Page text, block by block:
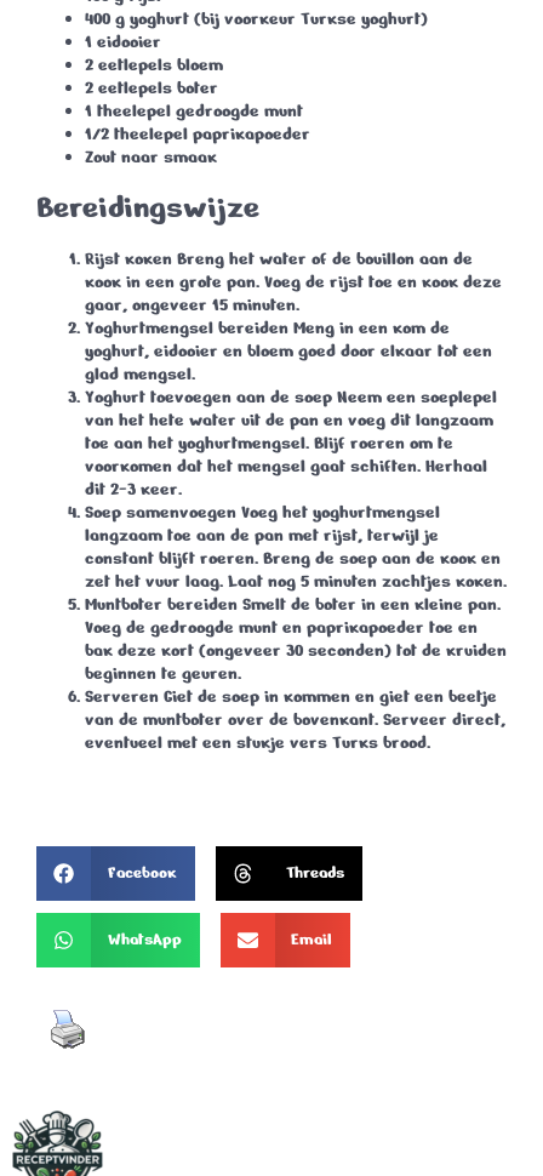
400 g yoghurt (bij voorkeur Turkse yoghurt)
1 eidooier
2 eetlepels bloem
2 eetlepels boter
1 theelepel gedroogde munt
1/2 theelepel paprikapoeder
Zout naar smaak
Bereidingswijze
Rijst koken Breng het water of de bouillon aan de
kook in een grote pan. Voeg de rijst toe en kook deze
gaar, ongeveer 15 minuten.
Yoghurtmengsel bereiden Meng in een kom de
yoghurt, eidooier en bloem goed door elkaar tot een
glad mengsel.
Yoghurt toevoegen aan de soep Neem een soeplepel
van het hete water uit de pan en voeg dit langzaam
toe aan het yoghurtmengsel. Blijf roeren om te
voorkomen dat het mengsel gaat schiften. Herhaal
dit 2-3 keer.
Soep samenvoegen Voeg het yoghurtmengsel
langzaam toe aan de pan met rijst, terwijl je
constant blijft roeren. Breng de soep aan de kook en
zet het vuur laag. Laat nog 5 minuten zachtjes koken.
Muntboter bereiden Smelt de boter in een kleine pan.
Voeg de gedroogde munt en paprikapoeder toe en
bak deze kort (ongeveer 30 seconden) tot de kruiden
beginnen te geuren.
Serveren Giet de soep in kommen en giet een beetje
van de muntboter over de bovenkant. Serveer direct,
eventueel met een stukje vers Turks brood.
Facebook Threads
WhatsApp Email